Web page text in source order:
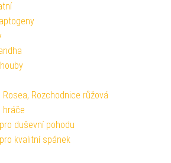
Rosea, Rozchodnice růžová
hráče
duševní pohodu
kvalitní spánek